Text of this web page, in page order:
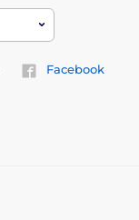
Facebook